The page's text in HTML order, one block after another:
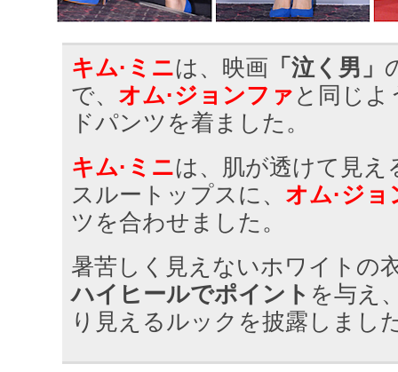
キム·ミニは、映画 「泣く男」
で、 オム·ジョンファ と同じ
ドパンツを着ました。
キム·ミニは、肌が透けて見え
スルートップスに、 オム·ジョ
ツを合わせました。
暑苦しく見えないホワイトの
ハイヒールでポイント を与え
り見えるルックを披露しまし